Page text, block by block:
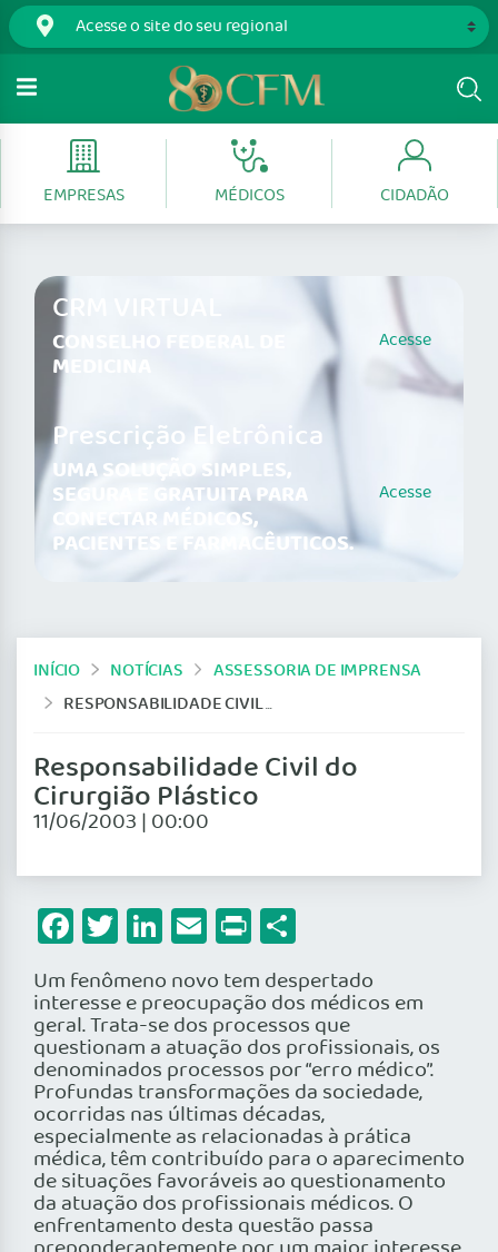
EMPRESAS MÉDICOS CIDADÃO
CRM VIRTUAL
CONSELHO FEDERAL DE
MEDICINA
Acesse
Prescrição Eletrônica
UMA SOLUÇÃO SIMPLES,
SEGURA E GRATUITA PARA
CONECTAR MÉDICOS,
PACIENTES E FARMACÊUTICOS.
Acesse
INÍCIO NOTÍCIAS
ASSESSORIA DE IMPRENSA
RESPONSABILIDADE CIVIL DO CIRURGIÃO PLÁSTICO
Responsabilidade Civil do
Cirurgião Plástico
11/06/2003 | 00:00
Facebook
Twitter
LinkedIn
Email
Print
Um fenômeno novo tem despertado
interesse e preocupação dos médicos em
geral. Trata-se dos processos que
questionam a atuação dos profissionais, os
denominados processos por “erro médico”.
Profundas transformações da sociedade,
ocorridas nas últimas décadas,
especialmente as relacionadas à prática
médica, têm contribuído para o aparecimento
de situações favoráveis ao questionamento
da atuação dos profissionais médicos. O
enfrentamento desta questão passa